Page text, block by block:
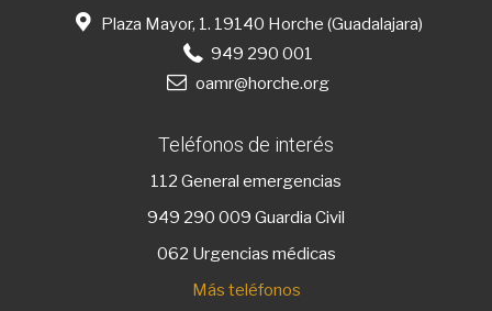
Plaza Mayor, 1. 19140 Horche (Guadalajara)
949 290 001
oamr@horche.org
Teléfonos de interés
112 General emergencias
949 290 009 Guardia Civil
062 Urgencias médicas
Más teléfonos